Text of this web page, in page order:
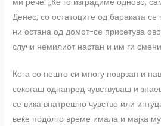
Денес, со остатоците од бараката
ни остана од домот-се присетува
случи немилиот настан и им ги
Кога со нешто си многу поврзан и
секогаш однапред чувствуваш и
се вика внатрешно чувство или
веќе подолго време имала и мајка му